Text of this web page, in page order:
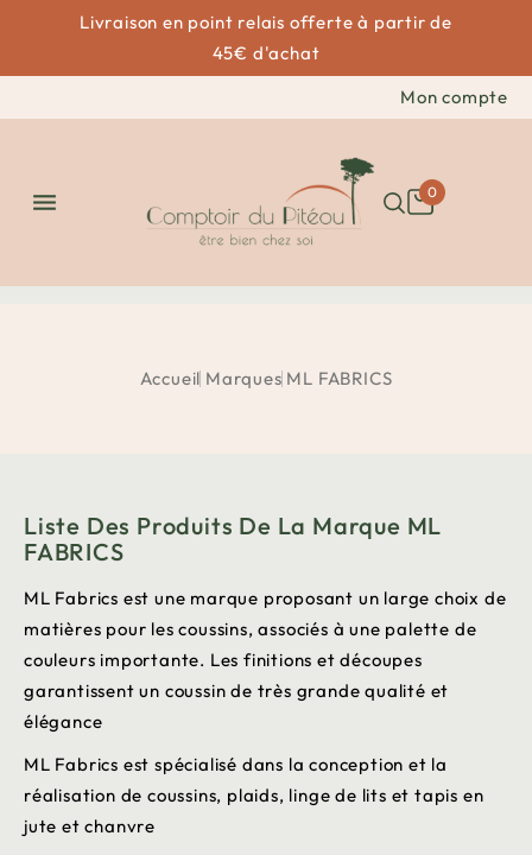
Livraison en point relais offerte à partir de
45€ d'achat
Mon compte
 0
Accueil Marques ML FABRICS
Liste Des Produits De La Marque ML
FABRICS
ML Fabrics est une marque proposant un large choix de
matières pour les coussins, associés à une palette de
couleurs importante. Les finitions et découpes
garantissent un coussin de très grande qualité et
élégance
ML Fabrics est spécialisé dans la conception et la
réalisation de coussins, plaids, linge de lits et tapis en
jute et chanvre